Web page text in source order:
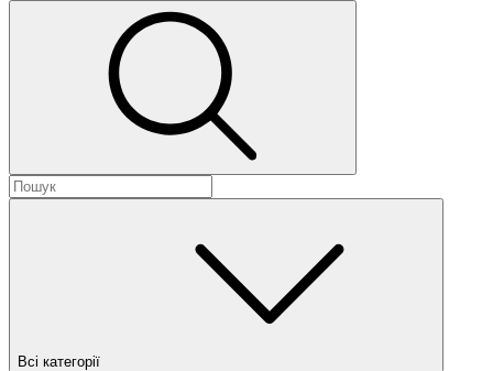
Всі категорії